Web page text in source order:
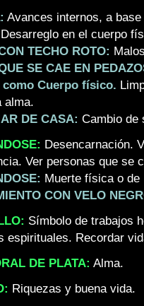
Avances internos, a
Desarreglo en el cuerpo
TECHO ROTO:
SE CAE EN
como Cuerpo físico.
alma.
DE CASA: Cambio de
Desencarnación.
Ver personas que se
Muerte física o de
CON VELO
Símbolo de trabajos
espirituales. Recordar
DE PLATA: Alma.
Riquezas y buena vida.